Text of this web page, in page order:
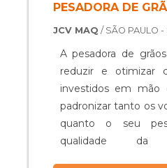
PESADORA DE
JCV MAQ / SÃO PAULO -
A pesadora de
reduzir e otimizar
investidos em mão
padronizar tanto os
quanto o seu
qualidade da